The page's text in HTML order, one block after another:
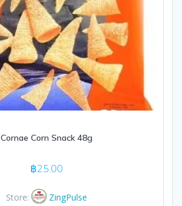
Cornae Corn Snack 48g
฿25.00
Store: ZingPulse